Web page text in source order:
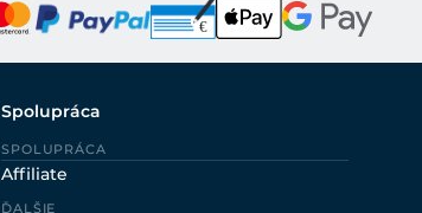
Spolupráca
SPOLUPRÁCA
Affiliate
ĎALŠIE